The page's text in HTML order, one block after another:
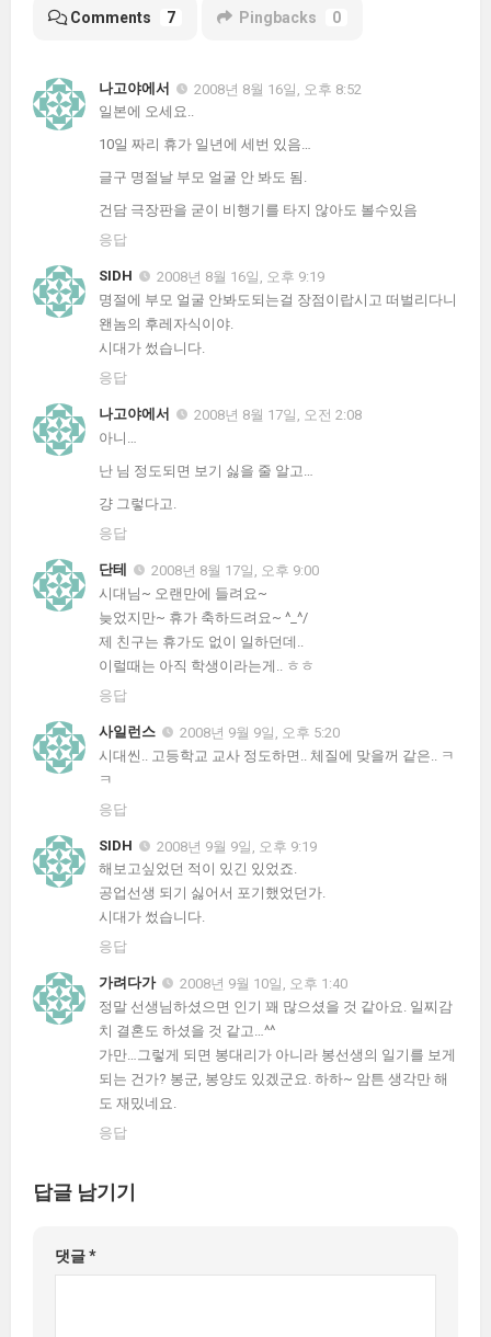
Comments 7 Pingbacks 0
나고야에서
2008년 8월 16일, 오후 8:52
일본에 오세요..
10일 짜리 휴가 일년에 세번 있음…
글구 명절날 부모 얼굴 안 봐도 됨.
건담 극장판을 굳이 비행기를 타지 않아도 볼수있음
응답
SIDH
2008년 8월 16일, 오후 9:19
명절에 부모 얼굴 안봐도되는걸 장점이랍시고 떠벌리다니
왠놈의 후레자식이야.
시대가 썼습니다.
응답
나고야에서
2008년 8월 17일, 오전 2:08
아니…
난 님 정도되면 보기 싫을 줄 알고…
걍 그렇다고.
응답
단테
2008년 8월 17일, 오후 9:00
시대님~ 오랜만에 들려요~
늦었지만~ 휴가 축하드려요~ ^_^/
제 친구는 휴가도 없이 일하던데..
이럴때는 아직 학생이라는게.. ㅎㅎ
응답
사일런스
2008년 9월 9일, 오후 5:20
시대씬.. 고등학교 교사 정도하면.. 체질에 맞을꺼 같은.. ㅋ
ㅋ
응답
SIDH
2008년 9월 9일, 오후 9:19
해보고싶었던 적이 있긴 있었죠.
공업선생 되기 싫어서 포기했었던가.
시대가 썼습니다.
응답
가려다가
2008년 9월 10일, 오후 1:40
정말 선생님하셨으면 인기 꽤 많으셨을 것 같아요. 일찌감
치 결혼도 하셨을 것 같고…^^
가만…그렇게 되면 봉대리가 아니라 봉선생의 일기를 보게
되는 건가? 봉군, 봉양도 있겠군요. 하하~ 암튼 생각만 해
도 재밌네요.
응답
답글 남기기
댓글*